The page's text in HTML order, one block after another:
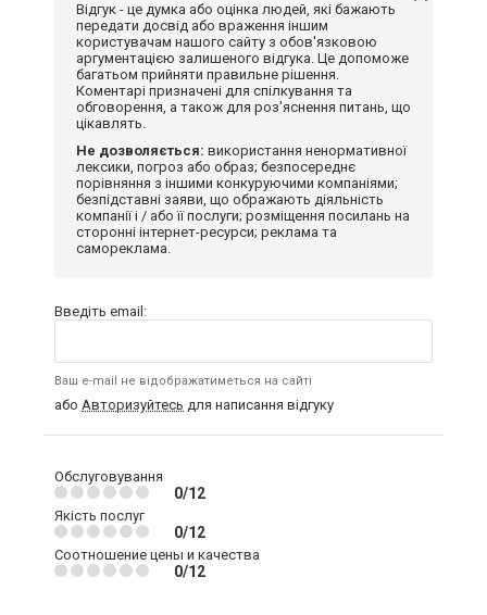
Відгук - це думка або оцінка людей, які бажають
передати досвід або враження іншим
користувачам нашого сайту з обов'язковою
аргументацією залишеного відгука. Це допоможе
багатьом прийняти правильне рішення.
Коментарі призначені для спілкування та
обговорення, а також для роз'яснення питань, що
цікавлять.
Не дозволяється: використання ненормативної
лексики, погроз або образ; безпосереднє
порівняння з іншими конкуруючими компаніями;
безпідставні заяви, що ображають діяльність
компанії і / або її послуги; розміщення посилань на
сторонні інтернет-ресурси; реклама та
самореклама.
Введіть email:
Ваш e-mail не відображатиметься на сайті
або Авторизуйтесь для написання відгуку
Обслуговування
0/12
Якість послуг
0/12
Соотношение цены и качества
0/12